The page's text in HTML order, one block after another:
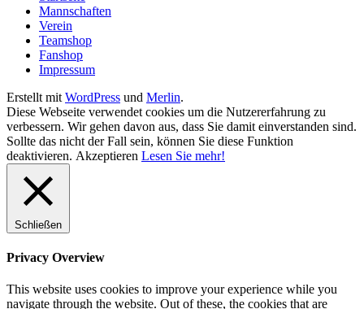
Mannschaften
Verein
Teamshop
Fanshop
Impressum
Erstellt mit WordPress und Merlin.
Diese Webseite verwendet cookies um die Nutzererfahrung zu
verbessern. Wir gehen davon aus, dass Sie damit einverstanden sind.
Sollte das nicht der Fall sein, können Sie diese Funktion
deaktivieren. Akzeptieren Lesen Sie mehr!
Schließen
Privacy Overview
This website uses cookies to improve your experience while you
navigate through the website. Out of these, the cookies that are